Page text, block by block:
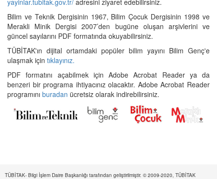
Bilim ve Teknik Dergisinin 1967, Bilim Çocuk Dergisinin 1998 ve
Merakli Minik Dergisi 2007’den bugüne oluşan arşivlerini ve
güncel sayılarını PDF formatında okuyabilirsiniz.
TÜBİTAK'ın dijital ortamdaki popüler bilim yayını Bilim Genç'e
ulaşmak için tıklayınız.
PDF formatını açabilmek için Adobe Acrobat Reader ya da
benzeri bir programa ihtiyacınız olacaktır. Adobe Acrobat Reader
programını buradan ücretsiz olarak indirebilirsiniz.
TÜBİTAK- Bilgi İşlem Daire Başkanlığı tarafından geliştirilmiştir. © 2009-2020, TÜBİTAK